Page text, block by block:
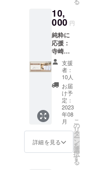
し込み
者限定
でご案
内しま
す（人
数制限
あり）
※開催日
より3営
業日以
内アー
カイブ
配信予
定（視
聴期
限：開
催日よ
より山
梨県北
杜市と
東京の
二拠点
居住を
開始し
たの
ち、北
杜市に
完全移
住。
2022年
に書店
「のほ
ほん
BOOKS
&COFF
を受
賞。６
年半務
めた後
インテ
リア
ショッ
プに
て、注
文住宅
の設計
とイン
テリア
コー
ディ
ネート
に携わ
る。
2018年
がる強
いチー
ム」と
なって
売上も1
億をこ
える規
模に。
プライ
ベート
は、特
に娘と
の関係
が大き
く変わ
り、家
族で山
梨県北
杜市へ
irodori
Brandin
g（株）
誕生・
オフィ
ス契
約・
チーム
での活
動など
次々と
発展し
ていき
まし
た。起
最初の
ブレイ
キルや
能力で
はあり
ませ
ん。違
いは、
脳と心
のメカ
ニズム
を理解
してい
るかど
うか。
そこで
セミ
ナーで
ラン
ディン
グを実
践くだ
さった
税理士
の知子
さん。
以降、
今に至
るまで
ずっ
と、
irodori
Brandin
の成長
をお金
支援を
できる
くプロ
ジェク
ト実施
に使わ
せて頂
きま
す。
「応援
して良
かっ
た」と
思って
いただ
けるる
＞ 『起
業家で
あり、
妻であ
り、マ
マであ
る村本
彩の旦
那さん
は一体
どんな
人？』
これま
であま
りじっ
くり語
られる
10,
000 円
純粋に
応援：
寺崎
コー
ヒー豆1
パッ
ク：
250g
（ヒュ
ッゲの
森 近隣
ガイド
マップ
付き）
人気ス
支援
者：
10人
お届
け予
定：
2023
年08
月
詳細を見る
こ
の
リ
タ
ー
ン
を
選
択
す
る